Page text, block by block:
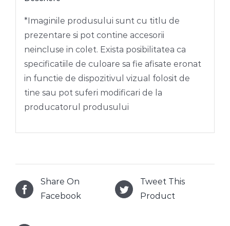
*Imaginile produsului sunt cu titlu de
prezentare si pot contine accesorii
neincluse in colet. Exista posibilitatea ca
specificatiile de culoare sa fie afisate eronat
in functie de dispozitivul vizual folosit de
tine sau pot suferi modificari de la
producatorul produsului
Share On
Facebook
Tweet This
Product